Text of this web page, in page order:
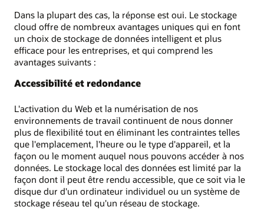
Dans la plupart des cas, la réponse est oui. Le stockage
cloud offre de nombreux avantages uniques qui en font
un choix de stockage de données intelligent et plus
efficace pour les entreprises, et qui comprend les
avantages suivants :
Accessibilité et redondance
L'activation du Web et la numérisation de nos
environnements de travail continuent de nous donner
plus de flexibilité tout en éliminant les contraintes telles
que l'emplacement, l'heure ou le type d'appareil, et la
façon ou le moment auquel nous pouvons accéder à nos
données. Le stockage local des données est limité par la
façon dont il peut être rendu accessible, que ce soit via le
disque dur d'un ordinateur individuel ou un système de
stockage réseau tel qu'un réseau de stockage.